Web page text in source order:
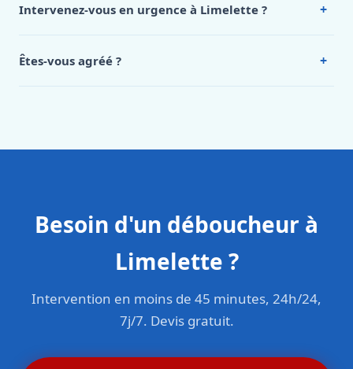
Limelette, appelez le 0472 53 24 26.
Intervenez-vous en urgence à Limelette ? +
Êtes-vous agréé ? +
Besoin d'un déboucheur à
Limelette ?
Intervention en moins de 45 minutes, 24h/24,
7j/7. Devis gratuit.